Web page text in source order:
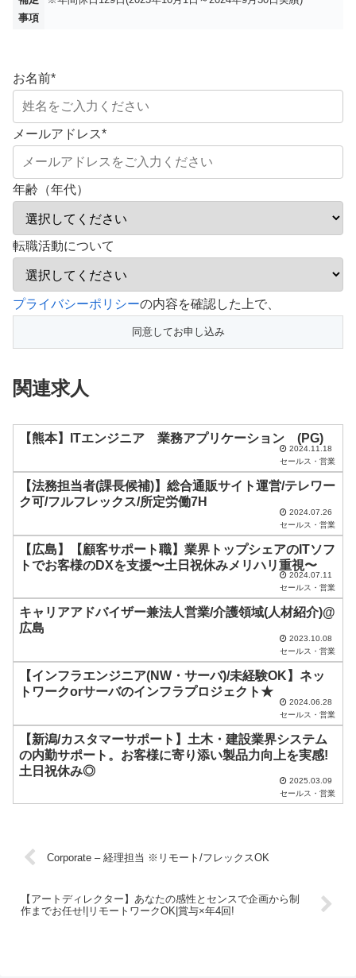
事項
お名前*
メールアドレス*
年齢（年代）
転職活動について
こ
フ
ー
の
に
て
く
だ
。
プライバシーポリシーの内容を確認した上で、
関連求人
【熊本】ITエンジニア 業務アプリケーション (PG)
2024.11.18
セールス・営業
【法務担当者(課長候補)】総合通販サイト運営/テレワー
ク可/フルフレックス/所定労働7H
2024.07.26
セールス・営業
【広島】【顧客サポート職】業界トップシェアのITソフ
トでお客様のDXを支援〜土日祝休みメリハリ重視〜
2024.07.11
セールス・営業
キャリアアドバイザー兼法人営業/介護領域(人材紹介)@
広島
2023.10.08
セールス・営業
【インフラエンジニア(NW・サーバ)/未経験OK】ネッ
トワークorサーバのインフラプロジェクト★
2024.06.28
セールス・営業
【新潟/カスタマーサポート】土木・建設業界システム
の内勤サポート。お客様に寄り添い製品力向上を実感!
土日祝休み◎
2025.03.09
セールス・営業
Corporate – 経理担当 ※リモート/フレックスOK
【アートディレクター】あなたの感性とセンスで企画から制
作までお任せ!|リモートワークOK|賞与×年4回!